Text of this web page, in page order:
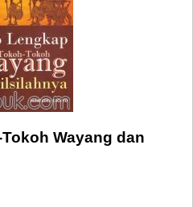
Wayang dan